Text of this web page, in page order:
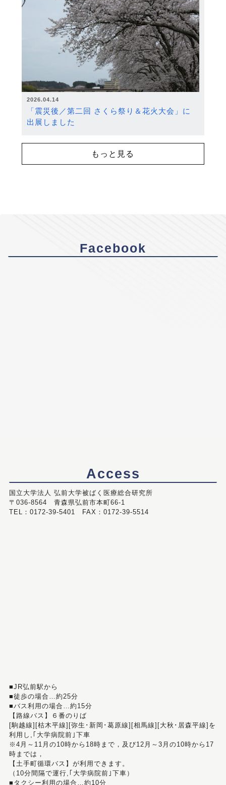
2026.04.14
「震災後／第二回 さくら祭り＆花火大会」に
出展しました
もっと見る
Facebook
Access
国立大学法人 弘前大学被ばく医療総合研究所
〒036-8564 青森県弘前市本町66-1
TEL：0172-39-5401 FAX：0172-39-5514
■JR弘前駅から
■徒歩の場合…約25分
■バス利用の場合…約15分
【路線バス】６番のりば
[駒越線][枯木平線][弥生･新岡･葛原線][相馬線][大秋･居森平線]を
利用し,｢大学病院前｣下車
※4月～11月の10時から18時まで，及び12月～3月の10時から17
時までは，
【土手町循環バス】が利用できます。
（10分間隔で運行,｢大学病院前｣下車）
■タクシー利用の場合…約10分